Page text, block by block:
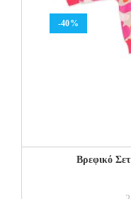
-40%
Βρεφικό